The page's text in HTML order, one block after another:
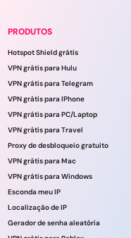
PRODUTOS
Hotspot Shield grátis
VPN grátis para Hulu
VPN grátis para Telegram
VPN grátis para IPhone
VPN grátis para PC/Laptop
VPN grátis para Travel
Proxy de desbloqueio gratuito
VPN grátis para Mac
VPN grátis para Windows
Esconda meu IP
Localização de IP
Gerador de senha aleatória